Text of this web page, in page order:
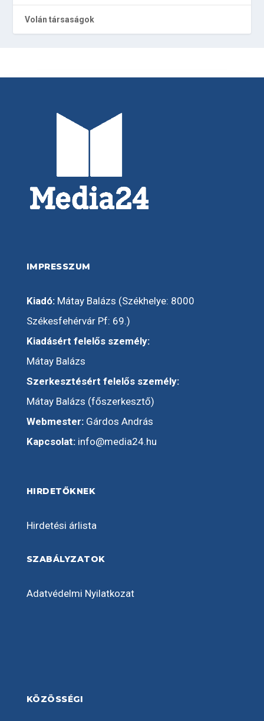
Volán társaságok
IMPRESSZUM
Kiadó:Mátay Balázs (Székhelye: 8000
Székesfehérvár Pf: 69.)
Kiadásért felelős személy:
Mátay Balázs
Szerkesztésért felelős személy:
Mátay Balázs (főszerkesztő)
Webmester:Gárdos András
Kapcsolat: info@media24.hu
HIRDETŐKNEK
Hirdetési árlista
SZABÁLYZATOK
Adatvédelmi Nyilatkozat
KÖZÖSSÉGI